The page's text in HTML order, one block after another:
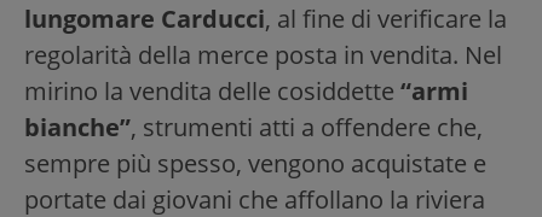
lungomare Carducci, al fine di verificare la
regolarità della merce posta in vendita. Nel
mirino la vendita delle cosiddette “armi
bianche”, strumenti atti a offendere che,
sempre più spesso, vengono acquistate e
portate dai giovani che affollano la riviera